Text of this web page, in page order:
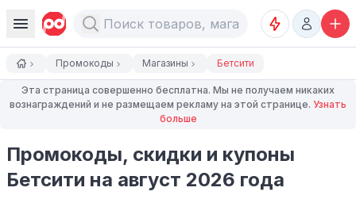
Промокоды Магазины Бетсити
Эта страница совершенно бесплатна. Мы не получаем никаких
вознаграждений и не размещаем рекламу на этой странице. Узнать
больше
Промокоды, скидки и купоны
Бетсити на август 2026 года